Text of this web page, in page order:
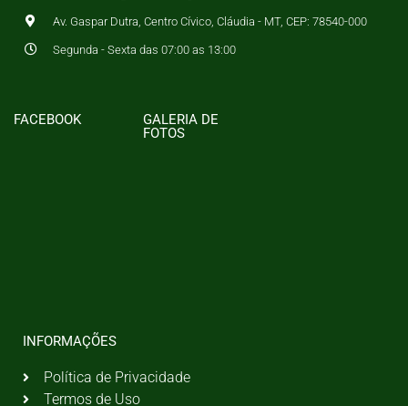
Av. Gaspar Dutra, Centro Cívico, Cláudia - MT, CEP: 78540-000
Segunda - Sexta das 07:00 as 13:00
FACEBOOK
GALERIA DE
FOTOS
INFORMAÇÕES
Política de Privacidade
Termos de Uso